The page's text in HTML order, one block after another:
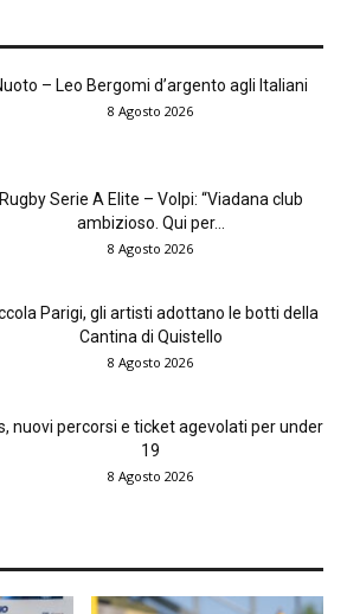
– Leo Bergomi d’argento agli Italiani
8 Agosto 2026
Rugby Serie A Elite – Volpi: “Viadana club
ambizioso. Qui per...
8 Agosto 2026
Parigi, gli artisti adottano le botti della
Cantina di Quistello
8 Agosto 2026
nuovi percorsi e ticket agevolati per under
19
8 Agosto 2026